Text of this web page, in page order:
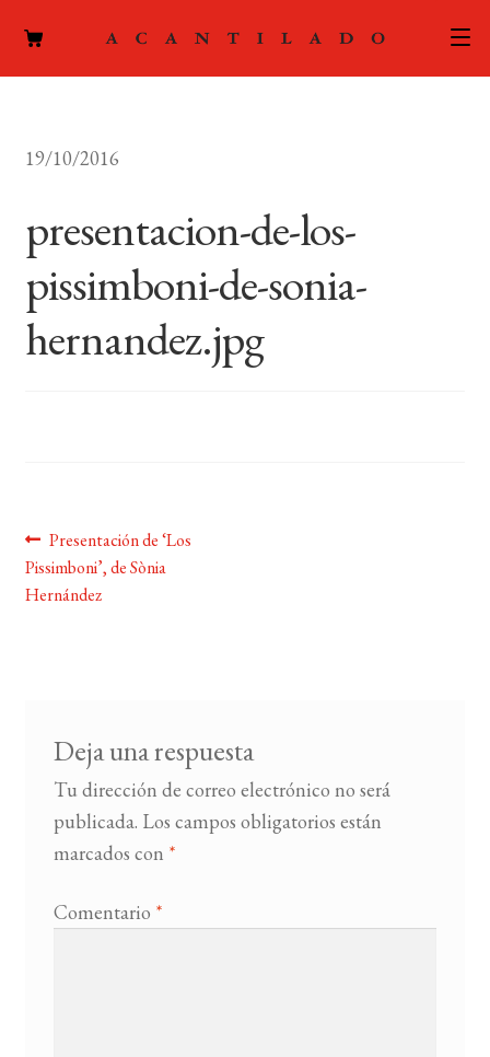
ACTUALIDAD
PODCAST
LA EDITORIAL
19/10/2016
presentacion-de-los-
pissimboni-de-sonia-
hernandez.jpg
Navegación
de
Anterior:
Presentación de ‘Los
Pissimboni’, de Sònia
Hernández
Deja una respuesta
Tu dirección de correo electrónico no será
publicada. Los campos obligatorios están
marcados con *
Comentario *